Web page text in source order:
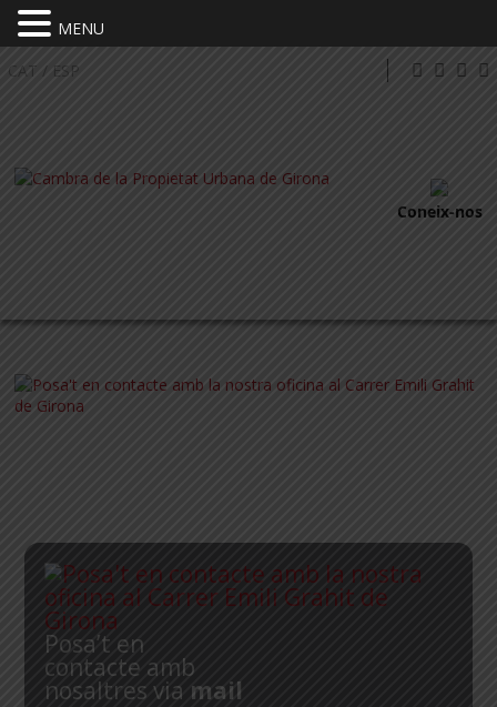
CAT / ESP
Coneix-nos
Posa’t en
contacte amb
nosaltres via mail
MENU